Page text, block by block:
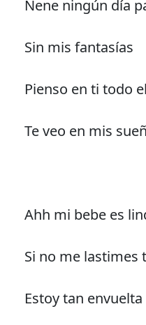
Nene ningún día
Sin mis fantasías
Pienso en ti todo
Te veo en mis
Ahh mi bebe es
Si no me lastimes
Estoy tan